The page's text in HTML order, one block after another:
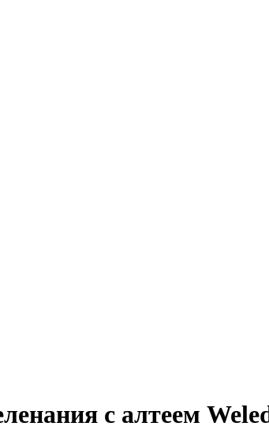
с алтеем